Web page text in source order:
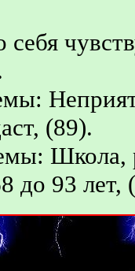
(89).
Школа,
до 93 лет,